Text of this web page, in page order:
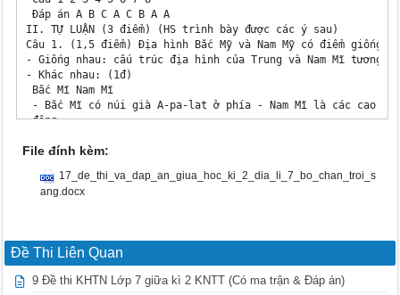
File đính kèm:
17_de_thi_va_dap_an_giua_hoc_ki_2_dia_li_7_bo_chan_troi_s
ang.docx
Đề Thi Liên Quan
9 Đề thi KHTN Lớp 7 giữa kì 2 KNTT (Có ma trận & Đáp án)